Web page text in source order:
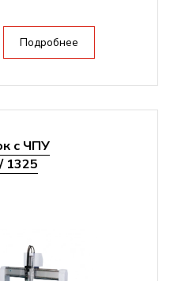
Подробнее
с ЧПУ
1325